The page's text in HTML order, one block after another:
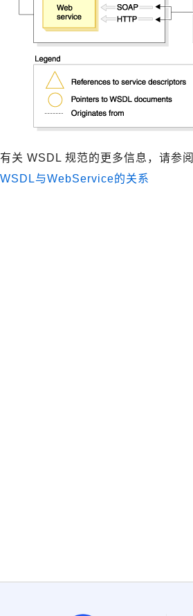
有关 WSDL 规范的更多信息，请参阅
WSDL与WebService的关系